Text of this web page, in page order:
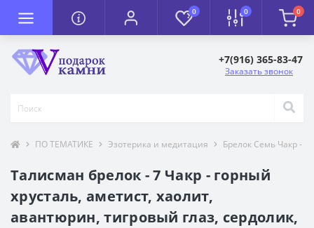
0 0 0
+7(916) 365-83-47
Заказать звонок
ПО ТЕМАТИКЕ Эзотерика и медитация Брелок Семь Чакр -
Талисман брелок - 7 Чакр - горный
хрусталь, аметист, хаолит,
авантюрин, тигровый глаз, сердолик,